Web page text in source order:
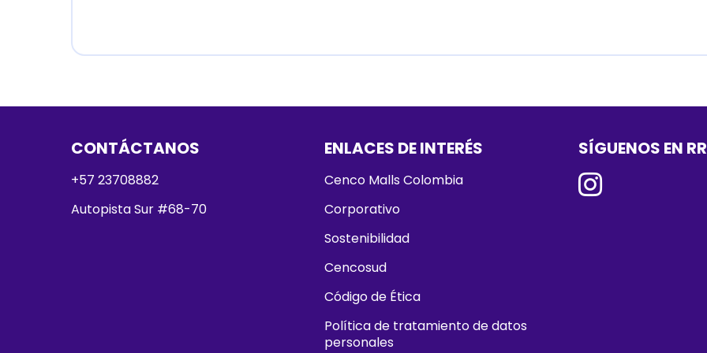
CONTÁCTANOS
+57 23708882
Autopista Sur #68-70
ENLACES DE INTERÉS
Cenco Malls Colombia
Corporativo
Sostenibilidad
Cencosud
Código de Ética
Política de tratamiento de datos
personales
SÍGUENOS EN